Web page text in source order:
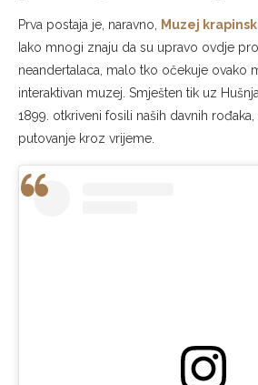
Prva postaja je, naravno, Muzej
Iako mnogi znaju da su upravo ovdje
neandertalaca, malo tko očekuje ovako
interaktivan muzej. Smješten tik uz
1899. otkriveni fosili naših davnih
putovanje kroz vrijeme.